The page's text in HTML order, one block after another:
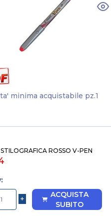
minima acquistabile pz.1
ROSSO V-PEN
ACQUISTA
SUBITO